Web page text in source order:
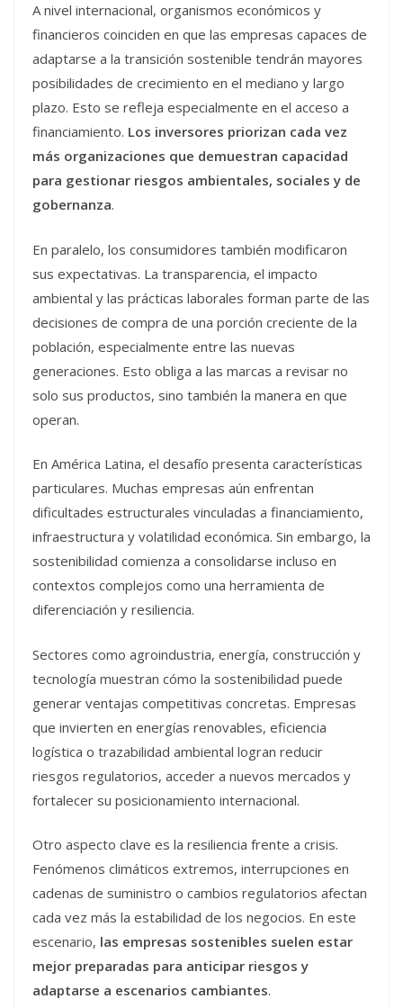
A nivel internacional, organismos económicos y
financieros coinciden en que las empresas capaces de
adaptarse a la transición sostenible tendrán mayores
posibilidades de crecimiento en el mediano y largo
plazo. Esto se refleja especialmente en el acceso a
financiamiento. Los inversores priorizan cada vez
más organizaciones que demuestran capacidad
para gestionar riesgos ambientales, sociales y de
gobernanza.
En paralelo, los consumidores también modificaron
sus expectativas. La transparencia, el impacto
ambiental y las prácticas laborales forman parte de las
decisiones de compra de una porción creciente de la
población, especialmente entre las nuevas
generaciones. Esto obliga a las marcas a revisar no
solo sus productos, sino también la manera en que
operan.
En América Latina, el desafío presenta características
particulares. Muchas empresas aún enfrentan
dificultades estructurales vinculadas a financiamiento,
infraestructura y volatilidad económica. Sin embargo, la
sostenibilidad comienza a consolidarse incluso en
contextos complejos como una herramienta de
diferenciación y resiliencia.
Sectores como agroindustria, energía, construcción y
tecnología muestran cómo la sostenibilidad puede
generar ventajas competitivas concretas. Empresas
que invierten en energías renovables, eficiencia
logística o trazabilidad ambiental logran reducir
riesgos regulatorios, acceder a nuevos mercados y
fortalecer su posicionamiento internacional.
Otro aspecto clave es la resiliencia frente a crisis.
Fenómenos climáticos extremos, interrupciones en
cadenas de suministro o cambios regulatorios afectan
cada vez más la estabilidad de los negocios. En este
escenario, las empresas sostenibles suelen estar
mejor preparadas para anticipar riesgos y
adaptarse a escenarios cambiantes.